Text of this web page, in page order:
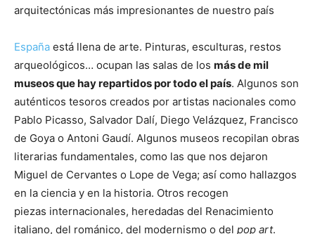
arquitectónicas más impresionantes de nuestro país
España está llena de arte. Pinturas, esculturas, restos
arqueológicos… ocupan las salas de los más de mil
museos que hay repartidos por todo el país. Algunos son
auténticos tesoros creados por artistas nacionales como
Pablo Picasso, Salvador Dalí, Diego Velázquez, Francisco
de Goya o Antoni Gaudí. Algunos museos recopilan obras
literarias fundamentales, como las que nos dejaron
Miguel de Cervantes o Lope de Vega; así como hallazgos
en la ciencia y en la historia. Otros recogen
piezas internacionales, heredadas del Renacimiento
italiano, del románico, del modernismo o del pop art.